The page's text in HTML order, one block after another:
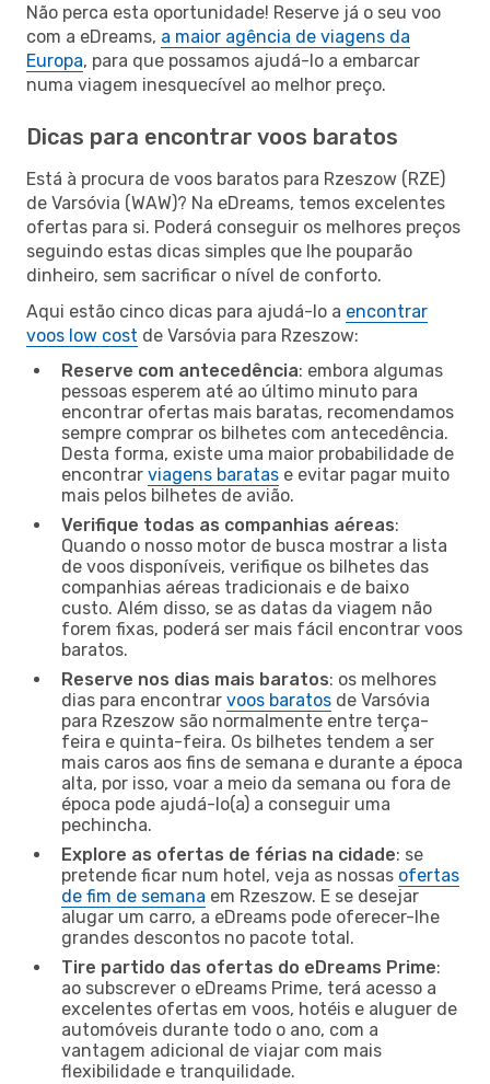
Não perca esta oportunidade! Reserve já o seu voo
com a eDreams, a maior agência de viagens da
Europa, para que possamos ajudá-lo a embarcar
numa viagem inesquecível ao melhor preço.
Dicas para encontrar voos baratos
Está à procura de voos baratos para Rzeszow (RZE)
de Varsóvia (WAW)? Na eDreams, temos excelentes
ofertas para si. Poderá conseguir os melhores preços
seguindo estas dicas simples que lhe pouparão
dinheiro, sem sacrificar o nível de conforto.
Aqui estão cinco dicas para ajudá-lo a encontrar
voos low cost de Varsóvia para Rzeszow:
Reserve com antecedência: embora algumas
pessoas esperem até ao último minuto para
encontrar ofertas mais baratas, recomendamos
sempre comprar os bilhetes com antecedência.
Desta forma, existe uma maior probabilidade de
encontrar viagens baratas e evitar pagar muito
mais pelos bilhetes de avião.
Verifique todas as companhias aéreas:
Quando o nosso motor de busca mostrar a lista
de voos disponíveis, verifique os bilhetes das
companhias aéreas tradicionais e de baixo
custo. Além disso, se as datas da viagem não
forem fixas, poderá ser mais fácil encontrar voos
baratos.
Reserve nos dias mais baratos: os melhores
dias para encontrar voos baratos de Varsóvia
para Rzeszow são normalmente entre terça-
feira e quinta-feira. Os bilhetes tendem a ser
mais caros aos fins de semana e durante a época
alta, por isso, voar a meio da semana ou fora de
época pode ajudá-lo(a) a conseguir uma
pechincha.
Explore as ofertas de férias na cidade: se
pretende ficar num hotel, veja as nossas ofertas
de fim de semana em Rzeszow. E se desejar
alugar um carro, a eDreams pode oferecer-lhe
grandes descontos no pacote total.
Tire partido das ofertas do eDreams Prime:
ao subscrever o eDreams Prime, terá acesso a
excelentes ofertas em voos, hotéis e aluguer de
automóveis durante todo o ano, com a
vantagem adicional de viajar com mais
flexibilidade e tranquilidade.